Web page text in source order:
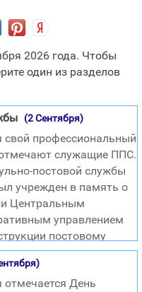
2026 года. Чтобы
один из разделов
(2 Сентября)
свой профессиональный
служащие ППС.
постовой службы
учрежден в память о
Центральным
управлением
постовому
документом
о постовой
ее работников. К
отмечается День